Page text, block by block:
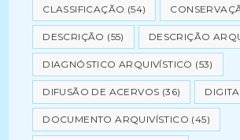
CLASSIFICAÇÃO (54)
DESCRIÇÃO (55) DESCRIÇÃO
DIAGNÓSTICO ARQUIVÍSTICO (53)
DIFUSÃO DE ACERVOS (36)
DOCUMENTO ARQUIVÍSTICO (45)